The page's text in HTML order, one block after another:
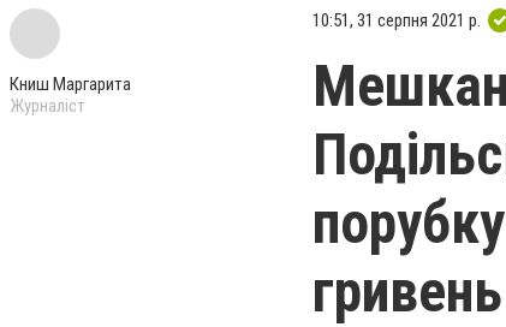
Книш Маргарита
Журналіст
10:51, 31 серпня 2021 р.
гривень